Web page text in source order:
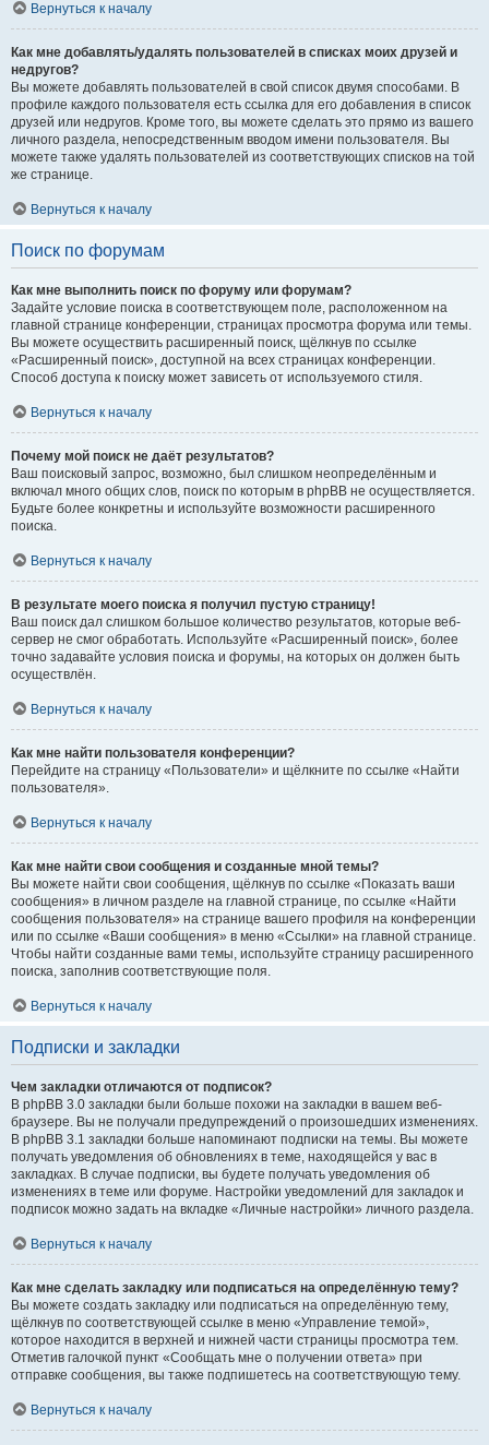
Вернуться к началу
Как мне добавлять/удалять пользователей в списках моих друзей и
недругов?
Вы можете добавлять пользователей в свой список двумя способами. В
профиле каждого пользователя есть ссылка для его добавления в список
друзей или недругов. Кроме того, вы можете сделать это прямо из вашего
личного раздела, непосредственным вводом имени пользователя. Вы
можете также удалять пользователей из соответствующих списков на той
же странице.
Вернуться к началу
Поиск по форумам
Как мне выполнить поиск по форуму или форумам?
Задайте условие поиска в соответствующем поле, расположенном на
главной странице конференции, страницах просмотра форума или темы.
Вы можете осуществить расширенный поиск, щёлкнув по ссылке
«Расширенный поиск», доступной на всех страницах конференции.
Способ доступа к поиску может зависеть от используемого стиля.
Вернуться к началу
Почему мой поиск не даёт результатов?
Ваш поисковый запрос, возможно, был слишком неопределённым и
включал много общих слов, поиск по которым в phpBB не осуществляется.
Будьте более конкретны и используйте возможности расширенного
поиска.
Вернуться к началу
В результате моего поиска я получил пустую страницу!
Ваш поиск дал слишком большое количество результатов, которые веб-
сервер не смог обработать. Используйте «Расширенный поиск», более
точно задавайте условия поиска и форумы, на которых он должен быть
осуществлён.
Вернуться к началу
Как мне найти пользователя конференции?
Перейдите на страницу «Пользователи» и щёлкните по ссылке «Найти
пользователя».
Вернуться к началу
Как мне найти свои сообщения и созданные мной темы?
Вы можете найти свои сообщения, щёлкнув по ссылке «Показать ваши
сообщения» в личном разделе на главной странице, по ссылке «Найти
сообщения пользователя» на странице вашего профиля на конференции
или по ссылке «Ваши сообщения» в меню «Ссылки» на главной странице.
Чтобы найти созданные вами темы, используйте страницу расширенного
поиска, заполнив соответствующие поля.
Вернуться к началу
Подписки и закладки
Чем закладки отличаются от подписок?
В phpBB 3.0 закладки были больше похожи на закладки в вашем веб-
браузере. Вы не получали предупреждений о произошедших изменениях.
В phpBB 3.1 закладки больше напоминают подписки на темы. Вы можете
получать уведомления об обновлениях в теме, находящейся у вас в
закладках. В случае подписки, вы будете получать уведомления об
изменениях в теме или форуме. Настройки уведомлений для закладок и
подписок можно задать на вкладке «Личные настройки» личного раздела.
Вернуться к началу
Как мне сделать закладку или подписаться на определённую тему?
Вы можете создать закладку или подписаться на определённую тему,
щёлкнув по соответствующей ссылке в меню «Управление темой»,
которое находится в верхней и нижней части страницы просмотра тем.
Отметив галочкой пункт «Сообщать мне о получении ответа» при
отправке сообщения, вы также подпишетесь на соответствующую тему.
Вернуться к началу